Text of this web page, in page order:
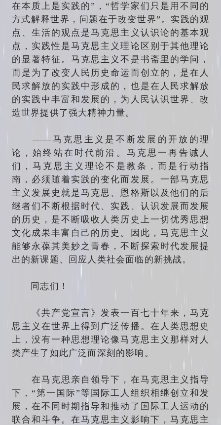
在本质上是实践的”，“哲学家们只是用不同的
方式解释世界，问题在于改变世界”。实践的观
点、生活的观点是马克思主义认识论的基本观
点，实践性是马克思主义理论区别于其他理论
的显著特征。马克思主义不是书斋里的学问，
而是为了改变人民历史命运而创立的，是在人
民求解放的实践中形成的，也是在人民求解放
的实践中丰富和发展的，为人民认识世界、改
造世界提供了强大精神力量。
——马克思主义是不断发展的开放的理
论，始终站在时代前沿。马克思一再告诫人
们，马克思主义理论不是教条，而是行动指
南，必须随着实践的变化而发展。一部马克思
主义发展史就是马克思、恩格斯以及他们的后
继者们不断根据时代、实践、认识发展而发展
的历史，是不断吸收人类历史上一切优秀思想
文化成果丰富自己的历史。因此，马克思主义
能够永葆其美妙之青春，不断探索时代发展提
出的新课题、回应人类社会面临的新挑战。
同志们！
《共产党宣言》发表一百七十年来，马克
思主义在世界上得到广泛传播。在人类思想史
上，没有一种思想理论像马克思主义那样对人
类产生了如此广泛而深刻的影响。
在马克思亲自领导下，在马克思主义指导
下，“第一国际”等国际工人组织相继创立和发
展，在不同时期指导和推动了国际工人运动的
联合和斗争。在马克思主义影响下，马克思主